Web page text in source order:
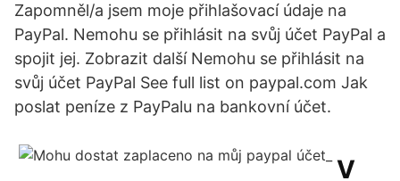
Zapomněl/a jsem moje přihlašovací údaje na
PayPal. Nemohu se přihlásit na svůj účet PayPal a
spojit jej. Zobrazit další Nemohu se přihlásit na
svůj účet PayPal See full list on paypal.com Jak
poslat peníze z PayPalu na bankovní účet.
V